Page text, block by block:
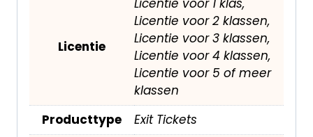
Licentie
Licentie voor 2 klassen,
Licentie voor 3 klassen,
Licentie voor 4 klassen,
Licentie voor 5 of meer
klassen
Producttype
Exit Tickets